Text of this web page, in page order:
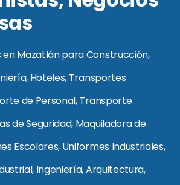
en Mazatlán para Construcción,
Hoteles, Transportes
de Personal, Transporte
de Seguridad, Maquiladora de
Escolares, Uniformes Industriales,
Ingeniería, Arquitectura,